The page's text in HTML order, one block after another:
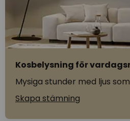
Kosbelysning för
Mysiga stunder med ljus
Skapa stämning